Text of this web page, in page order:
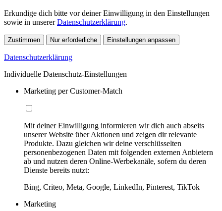
Erkundige dich bitte vor deiner Einwilligung in den Einstellungen
sowie in unsererDatenschutzerklärung.
Zustimmen Nur erforderliche Einstellungen anpassen
Datenschutzerklärung
Individuelle Datenschutz-Einstellungen
Marketing per Customer-Match
Mit deiner Einwilligung informieren wir dich auch abseits
unserer Website über Aktionen und zeigen dir relevante
Produkte. Dazu gleichen wir deine verschlüsselten
personenbezogenen Daten mit folgenden externen Anbietern
ab und nutzen deren Online-Werbekanäle, sofern du deren
Dienste bereits nutzt:
Bing, Criteo, Meta, Google, LinkedIn, Pinterest, TikTok
Marketing